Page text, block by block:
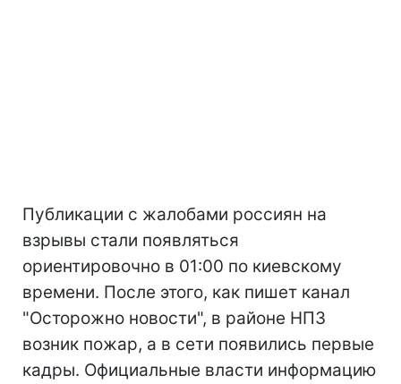
Публикации с жалобами россиян на
взрывы стали появляться
ориентировочно в 01:00 по киевскому
времени. После этого, как пишет канал
"Осторожно новости", в районе НПЗ
возник пожар, а в сети появились первые
кадры. Официальные власти информацию